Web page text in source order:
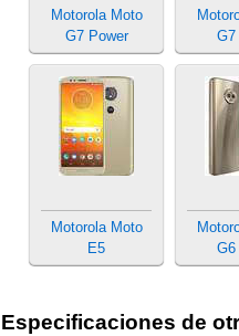
Motorola Moto
G7 Power
G7
Motorola Moto
E5
G6
Especificaciones de